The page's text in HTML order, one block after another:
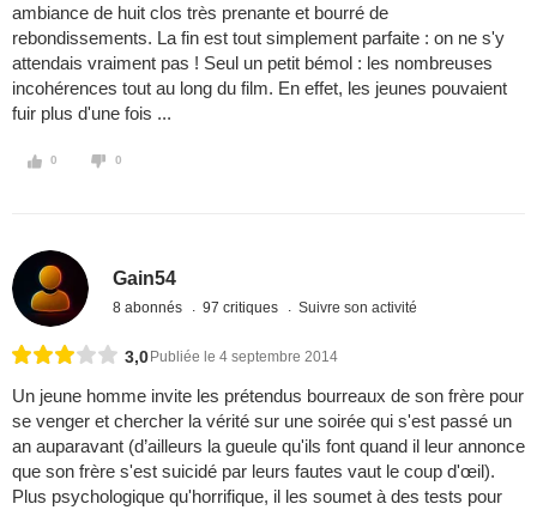
ambiance de huit clos très prenante et bourré de
rebondissements. La fin est tout simplement parfaite : on ne s'y
attendais vraiment pas ! Seul un petit bémol : les nombreuses
incohérences tout au long du film. En effet, les jeunes pouvaient
fuir plus d'une fois ...
0 0
Gain54
8 abonnés 97 critiques Suivre son activité
3,0 Publiée le 4 septembre 2014
Un jeune homme invite les prétendus bourreaux de son frère pour
se venger et chercher la vérité sur une soirée qui s'est passé un
an auparavant (d’ailleurs la gueule qu'ils font quand il leur annonce
que son frère s'est suicidé par leurs fautes vaut le coup d'œil).
Plus psychologique qu'horrifique, il les soumet à des tests pour